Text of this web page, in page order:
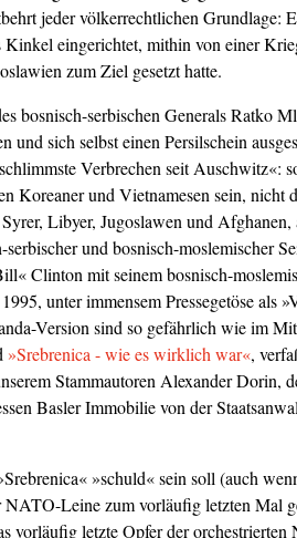
jeder völkerrechtlichen Grundlage:
eingerichtet, mithin von einer
zum Ziel gesetzt hatte.
bosnisch-serbischen Generals Ratko
und sich selbst einen Persilschein
Verbrechen seit
Koreaner und Vietnamesen sein, nicht
Libyer, Jugoslawen und
und bosnisch-moslemischer
Clinton mit seinem bosnisch-
unter immensem Pressegetöse als
Version sind so gefährlich wie im
»Srebrenica - wie es wirklich war«,
Stammautoren Alexander
Basler Immobilie von der
»schuld« sein soll (auch
NATO-Leine zum vorläufig letzten Mal
vorläufig letzte Opfer der